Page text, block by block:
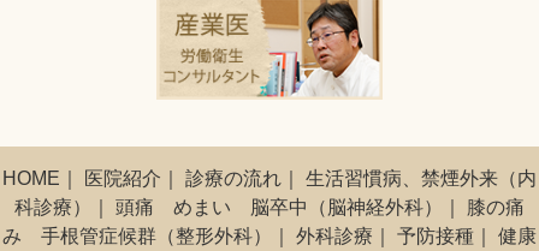
HOME 医院紹介 診療の流れ
生活習慣病、禁煙外来（内
科診療）
頭痛 めまい 脳卒中（脳神経外科）
膝の痛
み 手根管症候群（整形外科）
外科診療 予防接種 健康